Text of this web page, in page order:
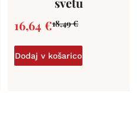
18,49€
16,64 €
Dodaj v košarico